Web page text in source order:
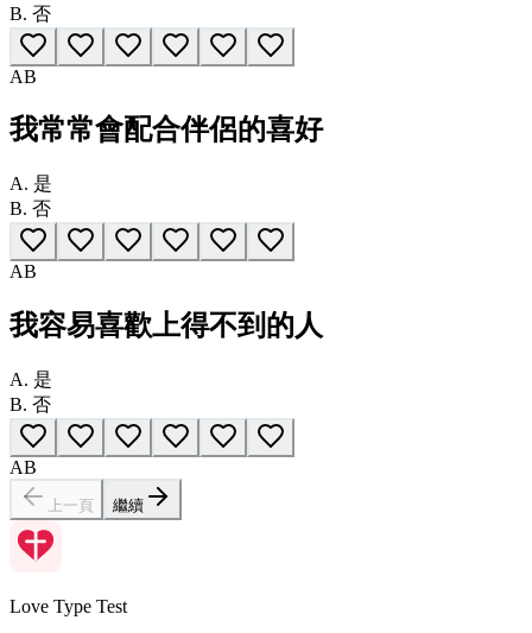
B. 否
AB
我常常會配合伴侶的喜好
A. 是
B. 否
AB
我容易喜歡上得不到的人
A. 是
B. 否
AB
上一頁 繼續
Love Type Test